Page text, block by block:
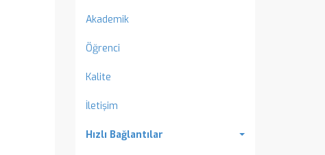
Akademik
Öğrenci
Kalite
İletişim
Hızlı Bağlantılar